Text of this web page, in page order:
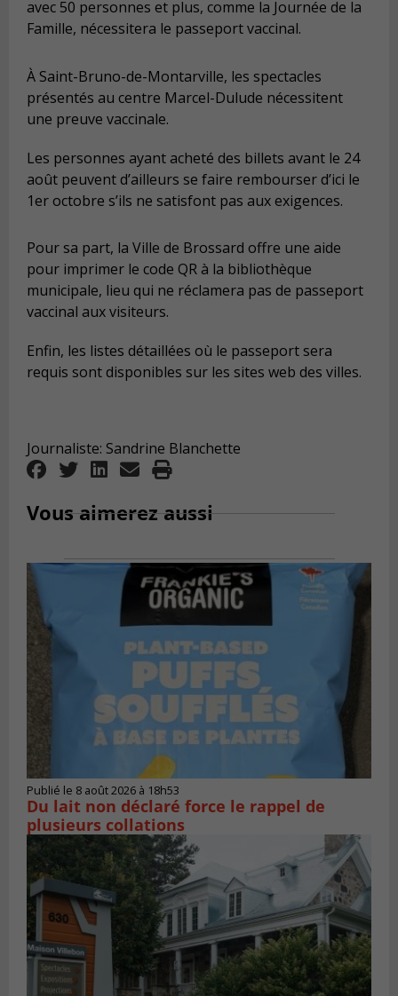
avec 50 personnes et plus, comme la Journée de la
Famille, nécessitera le passeport vaccinal.
À Saint-Bruno-de-Montarville, les spectacles
présentés au centre Marcel-Dulude nécessitent
une preuve vaccinale.
Les personnes ayant acheté des billets avant le 24
août peuvent d’ailleurs se faire rembourser d’ici le
1er octobre s’ils ne satisfont pas aux exigences.
Pour sa part, la Ville de Brossard offre une aide
pour imprimer le code QR à la bibliothèque
municipale, lieu qui ne réclamera pas de passeport
vaccinal aux visiteurs.
Enfin, les listes détaillées où le passeport sera
requis sont disponibles sur les sites web des villes.
Journaliste: Sandrine Blanchette
Vous aimerez aussi
Publié le 8 août 2026 à 18h53
Du lait non déclaré force le rappel de
plusieurs collations